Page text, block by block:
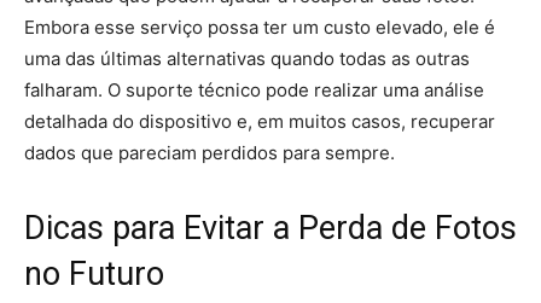
Embora esse serviço possa ter um custo elevado, ele é
uma das últimas alternativas quando todas as outras
falharam. O suporte técnico pode realizar uma análise
detalhada do dispositivo e, em muitos casos, recuperar
dados que pareciam perdidos para sempre.
Dicas para Evitar a Perda de Fotos
no Futuro